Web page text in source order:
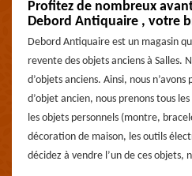
Profitez de nombreux
Debord Antiquaire , votre
Debord Antiquaire est un magasin
revente des objets anciens à Salles.
d’objets anciens. Ainsi, nous
d’objet ancien, nous prenons tous
les objets personnels (montre,
décoration de maison, les outils
décidez à vendre l’un de ces objets,